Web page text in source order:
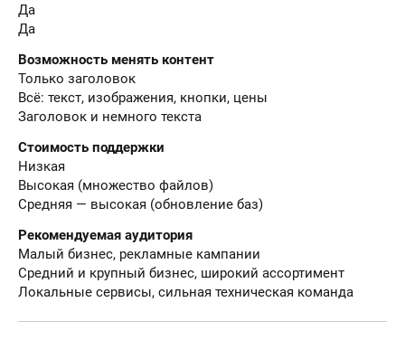
Да
Да
Возможность менять контент
Только заголовок
Всё: текст, изображения, кнопки, цены
Заголовок и немного текста
Стоимость поддержки
Низкая
Высокая (множество файлов)
Средняя — высокая (обновление баз)
Рекомендуемая аудитория
Малый бизнес, рекламные кампании
Средний и крупный бизнес, широкий ассортимент
Локальные сервисы, сильная техническая команда